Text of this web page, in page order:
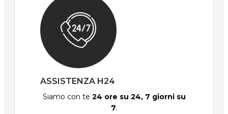
ASSISTENZA H24
Siamo con te 24 ore su 24, 7 giorni su
7.